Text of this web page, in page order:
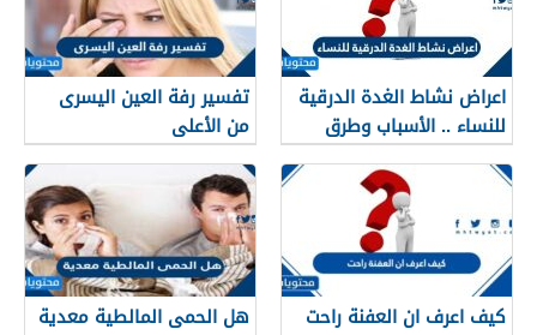
اعراض نشاط الغدة الدرقية
للنساء .. الأسباب وطرق
العلاج
تفسير رفة العين اليسرى
من الأعلى
كيف اعرف ان العفنة راحت هل الحمى المالطية معدية